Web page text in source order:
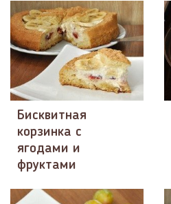
Бисквитная
корзинка с
ягодами и
фруктами